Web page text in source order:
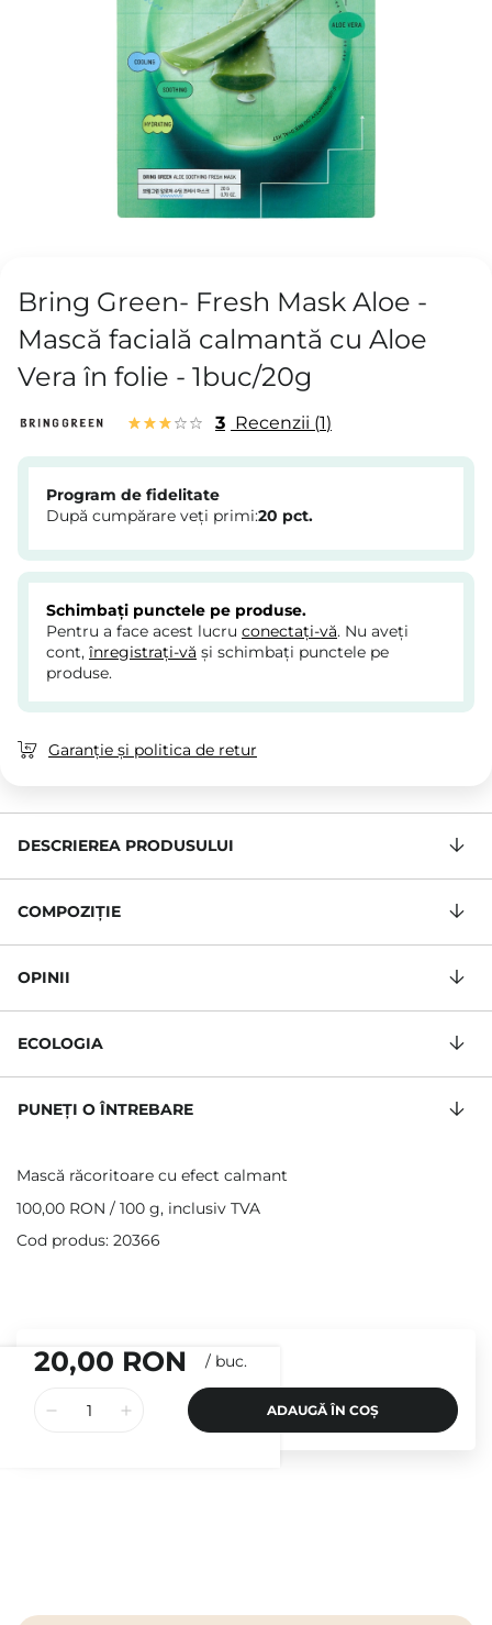
Bring Green- Fresh Mask Aloe -
Mască facială calmantă cu Aloe
Vera în folie - 1buc/20g
3 Recenzii 1
20,00 RON / buc.
ADAUGĂ ÎN COȘ
Program de fidelitate
După cumpărare veți primi:20 pct.
Schimbați punctele pe produse.
Pentru a face acest lucru conectați-vă. Nu aveți
cont, înregistrați-vă și schimbați punctele pe
produse.
Garanție și politica de retur
DESCRIEREA PRODUSULUI
COMPOZIŢIE
OPINII
ECOLOGIA
PUNEȚI O ÎNTREBARE
Mască răcoritoare cu efect calmant
100,00 RON / 100 g, inclusiv TVA
Cod produs: 20366